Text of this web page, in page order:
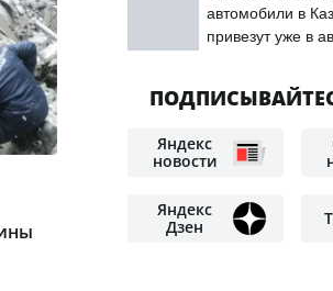
автомобили в
привезут уже в
Яндекс
новости
Яндекс
Дзен